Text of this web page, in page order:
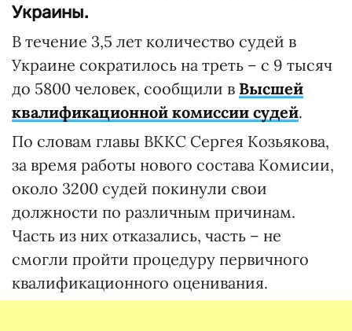
Украины.
В течение 3,5 лет количество судей в
Украине сократилось на треть – с 9 тысяч
до 5800 человек, сообщили в Высшей
квалификационной комиссии судей.
По словам главы ВККС Сергея Козьякова,
за время работы нового состава Комисии,
около 3200 судей покинули свои
должности по различным причинам.
Часть из них отказались, часть – не
смогли пройти процедуру первичного
квалификационного оценивания.